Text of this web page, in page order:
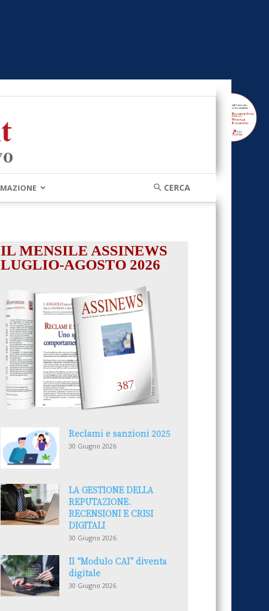
IL MENSILE ASSINEWS
LUGLIO-AGOSTO 2026
Reclami e sanzioni 2025
30 Giugno 2026
LA GESTIONE DELLA
REPUTAZIONE.
RECENSIONI E CRISI
DIGITALI
30 Giugno 2026
Il “Modulo CAI” diventa
digitale
30 Giugno 2026